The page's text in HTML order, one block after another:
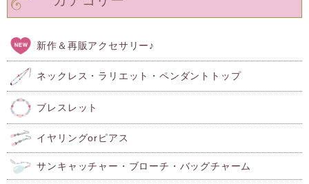
新作＆再販アクセサリー♪
ネックレス・ラリエット・ペンダントトップ
ブレスレット
イヤリングorピアス
サンキャッチャー・ブローチ・バッグチャーム